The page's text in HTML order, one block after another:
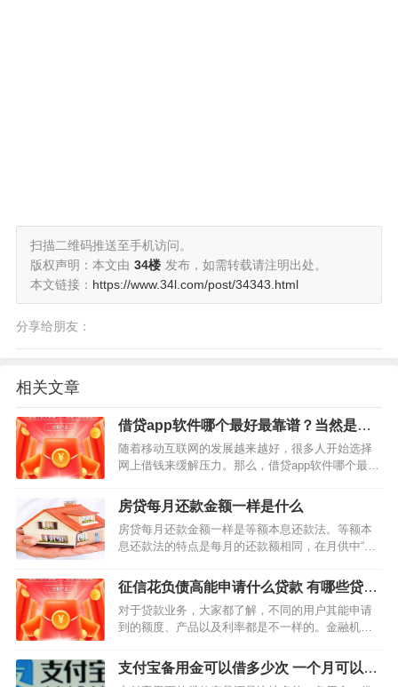
扫描二维码推送至手机访问。
版权声明：本文由 34楼 发布，如需转载请注明出处。
本文链接： https://www.34l.com/post/34343.html
分享给朋友：
相关文章
借贷app软件哪个最好最靠谱？当然是有
钱花了
随着移动互联网的发展越来越好，很多人开始选择
网上借钱来缓解压力。那么，借贷app软件哪个最好
谱的借钱软件，这款软件是百度旗下的有钱花产
品，改款软件最高能借到20万，大家有需要借钱的
话，可以去申请试…
房贷每月还款金额一样是什么
房贷每月还款金额一样是等额本息还款法。等额本
息还款法的特点是每月的还款额相同，在月供中“本
例大、本金比例小，还款期限过半后逐步转为本金
比例大、利息比例小。所支出的总利息比等额本金
法多，而且贷款期…
征信花负债高能申请什么贷款 有哪些贷款
产品可以申请
对于贷款业务，大家都了解，不同的用户其能申请
到的额度、产品以及利率都是不一样的。金融机构
提高个人综合资质。在个人资质较好的情况下，用
户能申请到的额度就越高。 征信花负债高能申请什
支付宝备用金可以借多少次 一个月可以借